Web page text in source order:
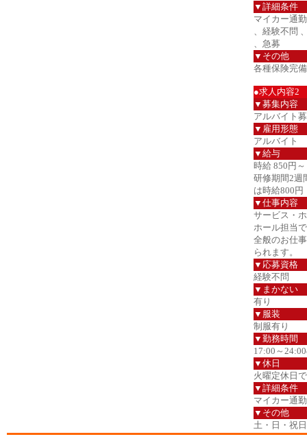
▼詳細条件
マイカー通
、経験不問
、急募
▼その他
各種保険完備
●求人内容2
▼募集内容
アルバイト
▼雇用形態
アルバイト
▼給与
時給 850円～
研修期間2週
は時給800円
▼仕事内容
サービス・
ホール担当
全般のお仕
られます。
▼応募資格
経験不問
▼まかない
有り
▼服装
制服有り
▼勤務時間
17:00～
▼休日
火曜定休日
▼詳細条件
マイカー通
▼その他
土・日・祝